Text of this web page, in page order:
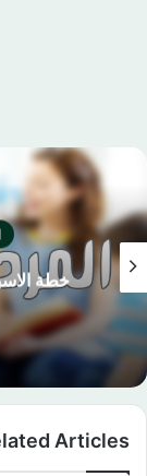
خطة
Articles